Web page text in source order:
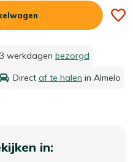
werkdagen bezorgd
Direct af te halen in Almelo
in: